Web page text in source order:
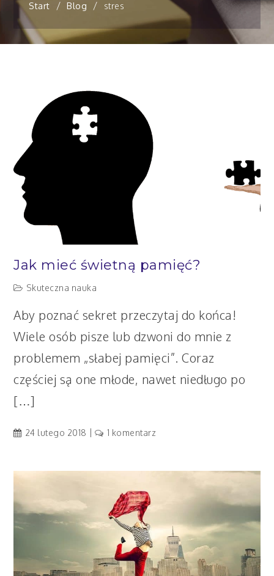
Start Blog stres
Jak mieć świetną pamięć?
Skuteczna nauka
Aby poznać sekret przeczytaj do końca!
Wiele osób pisze lub dzwoni do mnie z
problemem „słabej pamięci”. Coraz
częściej są one młode, nawet niedługo po
[…]
24 lutego 2018 1 komentarz